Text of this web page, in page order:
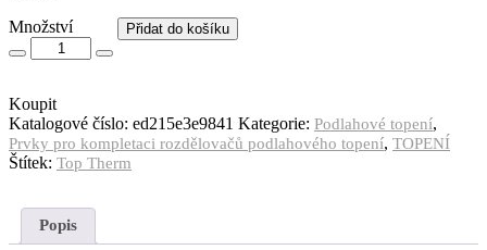
MnožstvíMnožstvíPřidat do košíku
Koupit
Katalogové číslo: ed215e3e9841 Kategorie: Podlahové topení,
Prvky pro kompletaci rozdělovačů podlahového topení, TOPENÍ
Štítek: Top Therm
Popis